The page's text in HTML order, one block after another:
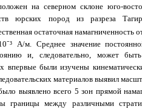
на северном склоне юго-
юрских пород из разреза
остаточная намагниченность
А/м. Среднее значение
и, следовательно, может
впервые были изучены
материалов выявил
выявлено всего 5 зон прямой
границы между различными